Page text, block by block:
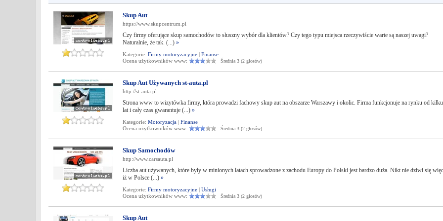
Skup Aut
https://www.skupcentrum.pl
Czy firmy oferujące skup samochodów to słuszny wybór dla klientów? Czy tego typu miejsca rzeczywiście warte są naszej uwagi?
Naturalnie, że tak. (...) »
Kategorie: Firmy motoryzacyjne | Finanse
Ocena użytkowników www:
Średnia 3 (2 głosów)
Skup Aut Używanych st-auta.pl
http://st-auta.pl
Strona www to wizytówka firmy, która prowadzi fachowy skup aut na obszarze Warszawy i okolic. Firma funkcjonuje na rynku od kilku
lat i cały czas gwarantuje (...) »
Kategorie: Motoryzacja | Finanse
Ocena użytkowników www:
Średnia 3 (2 głosów)
Skup Samochodów
http://www.carsauta.pl
Liczba aut używanych, które były w minionych latach sprowadzone z zachodu Europy do Polski jest bardzo duża. Nikt nie dziwi się
iż w Polsce (...) »
Kategorie: Firmy motoryzacyjne | Usługi
Ocena użytkowników www:
Średnia 3 (2 głosów)
Skup Aut